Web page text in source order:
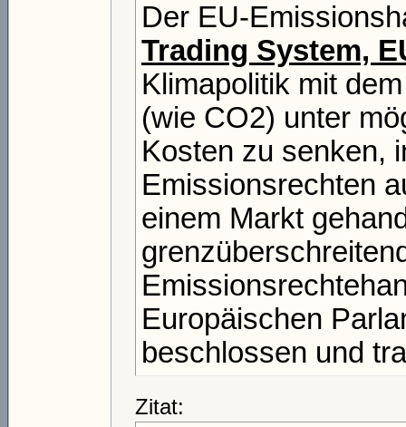
Der EU-
Trading System,
Klimapolitik mit
(wie CO2) unter
Kosten zu senken,
Emissionsrechten
einem Markt
Europäischen
beschlossen und
Zitat: